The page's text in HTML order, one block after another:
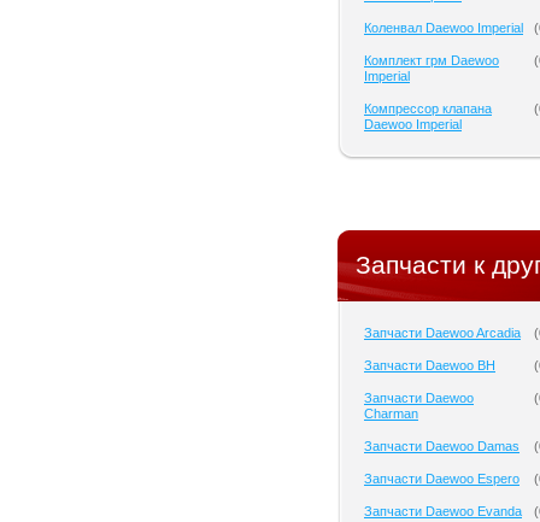
Коленвал Daewoo Imperial (
Комплект грм Daewoo
Imperial
(
Компрессор клапана
Daewoo Imperial
(
Запчасти к
Запчасти Daewoo Arcadia (
Запчасти Daewoo BH (
Запчасти Daewoo
Charman
(
Запчасти Daewoo Damas (
Запчасти Daewoo Espero (
Запчасти Daewoo Evanda (